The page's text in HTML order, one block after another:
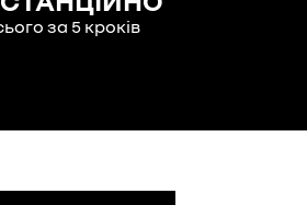
за 5 кроків